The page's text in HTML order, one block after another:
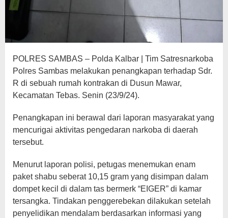
POLRES SAMBAS – Polda Kalbar | Tim Satresnarkoba
Polres Sambas melakukan penangkapan terhadap Sdr.
R di sebuah rumah kontrakan di Dusun Mawar,
Kecamatan Tebas. Senin (23/9/24).
Penangkapan ini berawal dari laporan masyarakat yang
mencurigai aktivitas pengedaran narkoba di daerah
tersebut.
Menurut laporan polisi, petugas menemukan enam
paket shabu seberat 10,15 gram yang disimpan dalam
dompet kecil di dalam tas bermerk “EIGER” di kamar
tersangka. Tindakan penggerebekan dilakukan setelah
penyelidikan mendalam berdasarkan informasi yang